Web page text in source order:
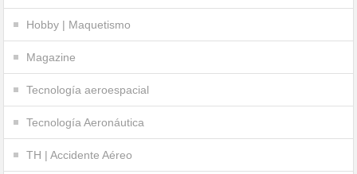
Hobby | Maquetismo
Magazine
Tecnología aeroespacial
Tecnología Aeronáutica
TH | Accidente Aéreo